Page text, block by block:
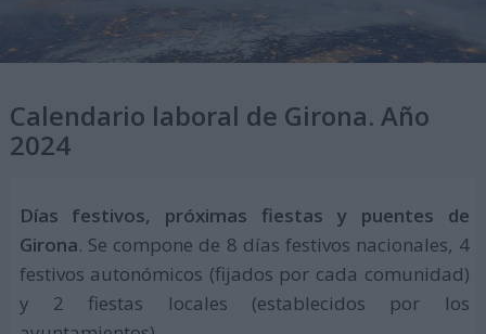
Calendario laboral de Girona. Año
2024
Días festivos, próximas fiestas y puentes de
Girona. Se compone de 8 días festivos nacionales, 4
festivos autonómicos (fijados por cada comunidad)
y 2 fiestas locales (establecidos por los